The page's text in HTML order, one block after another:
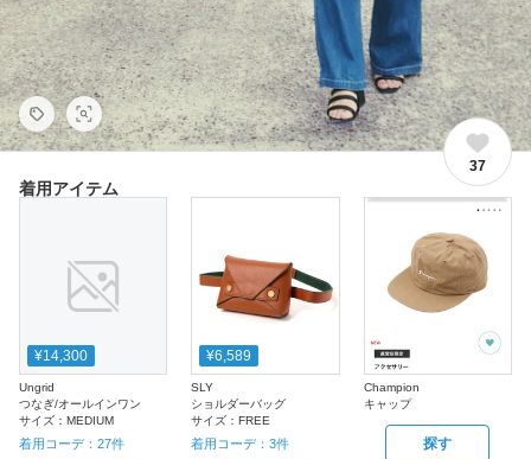
37
着用アイテム
¥14,300
Ungrid
つなぎ/オールインワン
サイズ： MEDIUM
着用コーデ： 27件
¥6,589
SLY
ショルダーバッグ
サイズ：FREE
着用コーデ：3件
Champion
キャップ
探す